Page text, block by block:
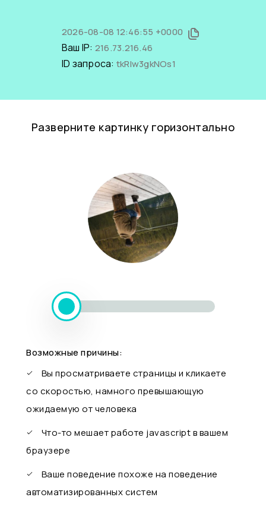
2026-08-08 12:46:55 +0000
Ваш IP: 216.73.216.46
ID запроса: tkRIw3gkNOs1
Разверните картинку горизонтально
Возможные причины:
Вы просматриваете страницы и кликаете
со скоростью, намного превышающую
ожидаемую от человека
Что-то мешает работе javascript в вашем
браузере
Ваше поведение похоже на поведение
автоматизированных систем